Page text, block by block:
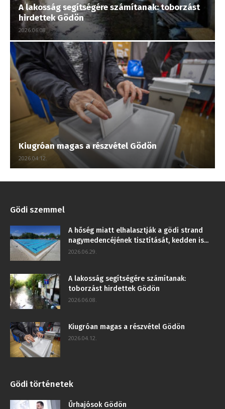
A lakosság segítségére számítanak: toborzást
hirdettek Gödön
2026.06.08.
Kiugróan magas a részvétel Gödön
2026.04.12.
Gödi szemmel
A hőség miatt elhalasztják a gödi strand
nagymedencéjének tisztítását, kedden is...
2026.06.29.
A lakosság segítségére számítanak:
toborzást hirdettek Gödön
2026.06.08.
Kiugróan magas a részvétel Gödön
2026.04.12.
Gödi történetek
Űrhajósok Gödön